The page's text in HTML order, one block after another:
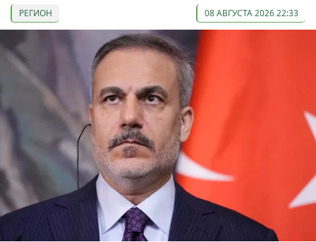
РЕГИОН 08 АВГУСТА 2026 22:33